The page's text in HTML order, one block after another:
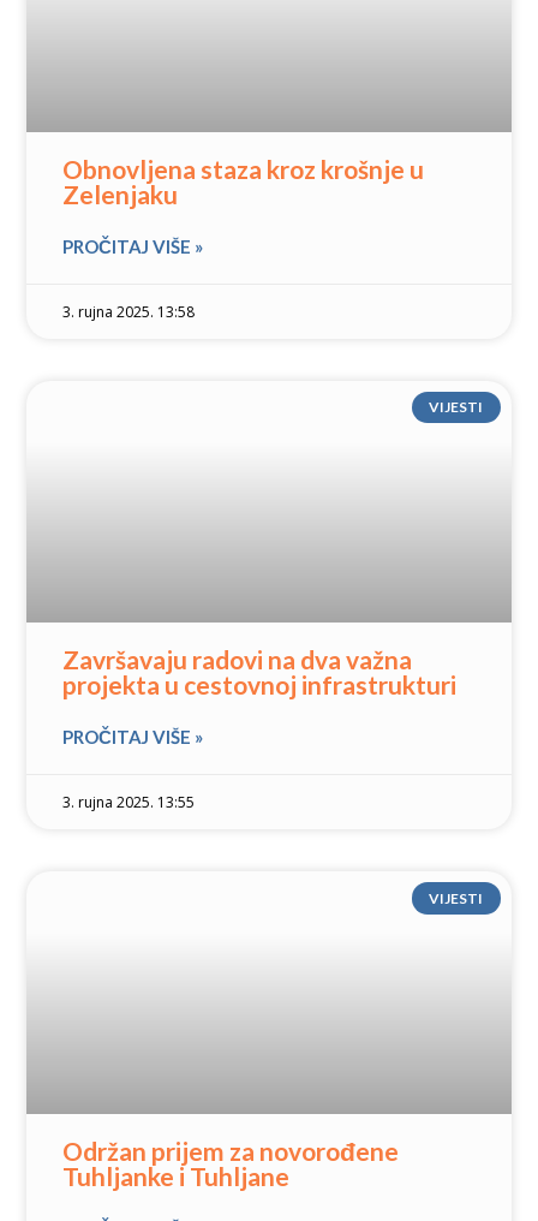
Obnovljena staza kroz krošnje u
Zelenjaku
PROČITAJ VIŠE »
3. rujna 2025. 13:58
VIJESTI
Završavaju radovi na dva važna
projekta u cestovnoj infrastrukturi
PROČITAJ VIŠE »
3. rujna 2025. 13:55
VIJESTI
Održan prijem za novorođene
Tuhljanke i Tuhljane